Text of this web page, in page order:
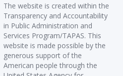
The website is created within the
Transparency and Accountability
in Public Administration and
Services Program/TAPAS. This
website is made possible by the
generous support of the
American people through the